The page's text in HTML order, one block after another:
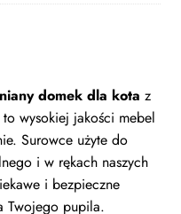
domek dla kota z
to wysokiej jakości mebel
Surowce użyte do
i w rękach naszych
i bezpieczne
Twojego pupila.